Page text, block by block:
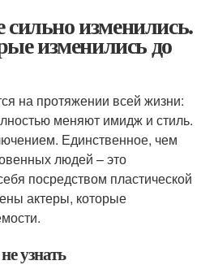
изменились.
изменились до
на протяжении всей жизни:
меняют имидж и стиль.
Единственное, чем
людей – это
посредством пластической
актеры, которые
узнать